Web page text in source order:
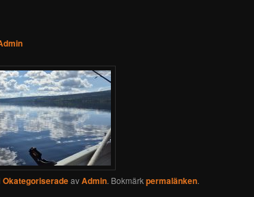
OkategoriseradeavAdmin. Bokmärkpermalänken.